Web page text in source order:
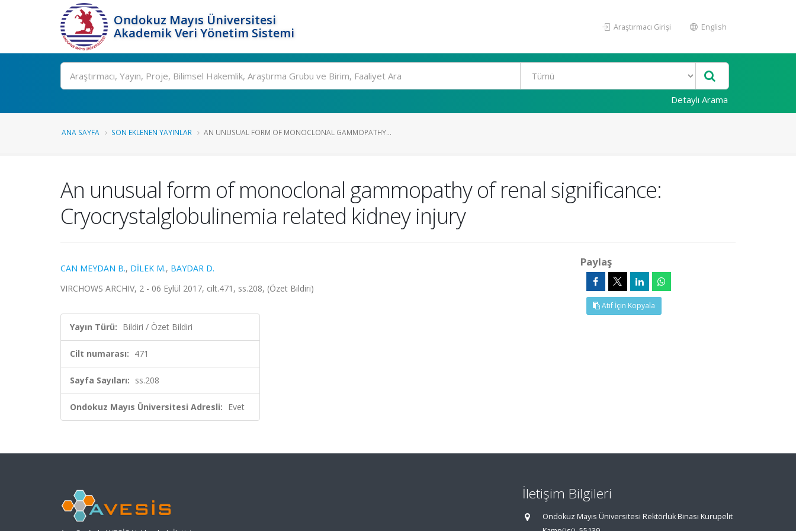
Ondokuz Mayıs Üniversitesi
Akademik Veri Yönetim Sistemi
Araştırmacı Girişi English
Ara
Detaylı Arama
ANA SAYFA SON EKLENEN YAYINLAR AN UNUSUAL FORM OF MONOCLONAL GAMMOPATHY...
An unusual form of monoclonal gammopathy of renal significance:
Cryocrystalglobulinemia related kidney injury
CAN MEYDAN B., DİLEK M., BAYDAR D.
VIRCHOWS ARCHIV, 2 - 06 Eylül 2017, cilt.471, ss.208, (Özet Bildiri)
Yayın Türü: Bildiri / Özet Bildiri
Cilt numarası: 471
Sayfa Sayıları: ss.208
Ondokuz Mayıs Üniversitesi Adresli: Evet
Paylaş
Atıf İçin Kopyala
İletişim Bilgileri
Ondokuz Mayıs Üniversitesi Rektörlük Binası Kurupelit